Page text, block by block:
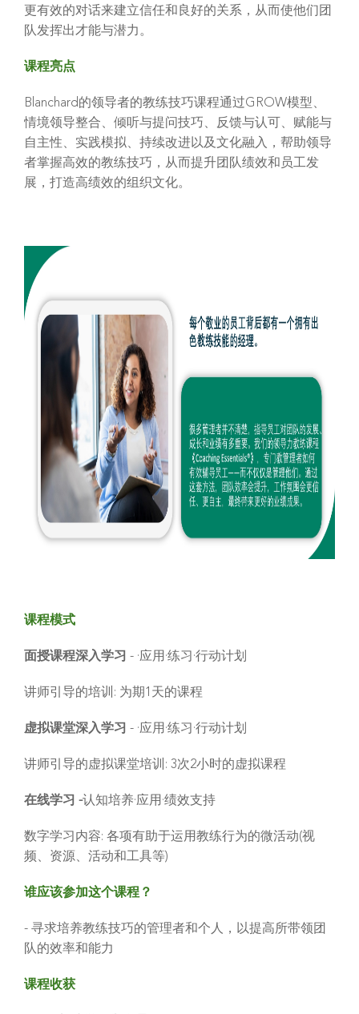
更有效的对话来建立信任和良好的关系，从而使他们团
队发挥出才能与潜力。
课程亮点
Blanchard的领导者的教练技巧课程通过GROW模型、
情境领导整合、倾听与提问技巧、反馈与认可、赋能与
自主性、实践模拟、持续改进以及文化融入，帮助领导
者掌握高效的教练技巧，从而提升团队绩效和员工发
展，打造高绩效的组织文化。
课程模式
面授课程深入学习 - ·应用·练习·行动计划
讲师引导的培训: 为期1天的课程
虚拟课堂深入学习 - ·应用·练习·行动计划
讲师引导的虚拟课堂培训: 3次2小时的虚拟课程
在线学习 -认知培养·应用·绩效支持
数字学习内容: 各项有助于运用教练行为的微活动(视
频、资源、活动和工具等)
谁应该参加这个课程？
- 寻求培养教练技巧的管理者和个人，以提高所带领团
队的效率和能力
课程收获